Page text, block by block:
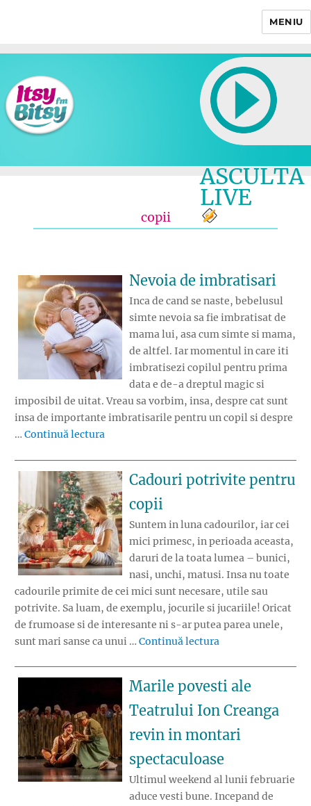
MENIU
ASCULTA
LIVE
copii
Nevoia de imbratisari
Inca de cand se naste, bebelusul
simte nevoia sa fie imbratisat de
mama lui, asa cum simte si mama,
de altfel. Iar momentul in care iti
imbratisezi copilul pentru prima
data e de-a dreptul magic si
imposibil de uitat. Vreau sa vorbim, insa, despre cat sunt
insa de importante imbratisarile pentru un copil si despre
… Continuă lectura
Cadouri potrivite pentru
copii
Suntem in luna cadourilor, iar cei
mici primesc, in perioada aceasta,
daruri de la toata lumea – bunici,
nasi, unchi, matusi. Insa nu toate
cadourile primite de cei mici sunt necesare, utile sau
potrivite. Sa luam, de exemplu, jocurile si jucariile! Oricat
de frumoase si de interesante ni s-ar putea parea unele,
sunt mari sanse ca unui … Continuă lectura
Marile povesti ale
Teatrului Ion Creanga
revin in montari
spectaculoase
Ultimul weekend al lunii februarie
aduce vesti bune. Incepand de